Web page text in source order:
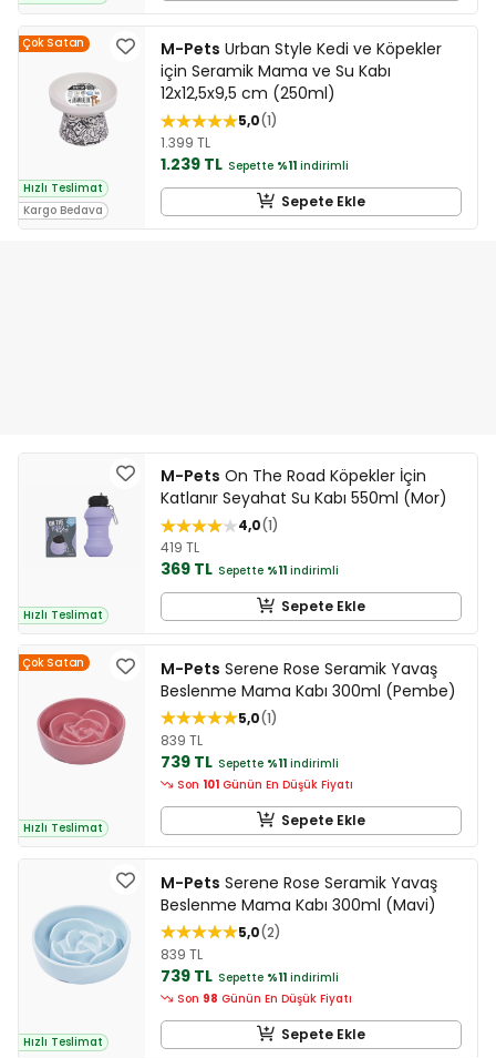
Çok Satan
Hızlı Teslimat
Kargo Bedava
M-Pets Urban Style Kedi ve Köpekler
için Seramik Mama ve Su Kabı
12x12,5x9,5 cm (250ml)
5,0 1
1.399 TL
1.239 TL Sepette %11 indirimli
Sepete Ekle
Hızlı Teslimat
M-Pets On The Road Köpekler İçin
Katlanır Seyahat Su Kabı 550ml (Mor)
4,0 1
419 TL
369 TL Sepette %11 indirimli
Sepete Ekle
Çok Satan
Hızlı Teslimat
M-Pets Serene Rose Seramik Yavaş
Beslenme Mama Kabı 300ml (Pembe)
5,0 1
839 TL
739 TL Sepette %11 indirimli
Son 101 Günün En Düşük Fiyatı
Sepete Ekle
Hızlı Teslimat
M-Pets Serene Rose Seramik Yavaş
Beslenme Mama Kabı 300ml (Mavi)
5,0 2
839 TL
739 TL Sepette %11 indirimli
Son 98 Günün En Düşük Fiyatı
Sepete Ekle